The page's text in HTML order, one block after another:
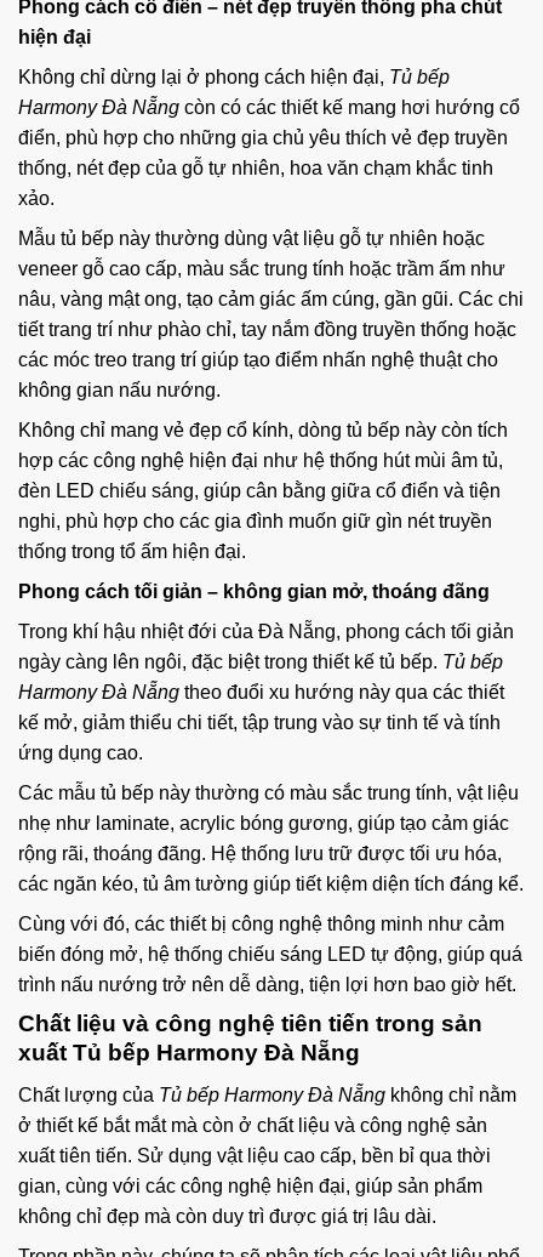
Phong cách cổ điển – nét đẹp truyền thống pha chút
hiện đại
Không chỉ dừng lại ở phong cách hiện đại, Tủ bếp
Harmony Đà Nẵng còn có các thiết kế mang hơi hướng cổ
điển, phù hợp cho những gia chủ yêu thích vẻ đẹp truyền
thống, nét đẹp của gỗ tự nhiên, hoa văn chạm khắc tinh
xảo.
Mẫu tủ bếp này thường dùng vật liệu gỗ tự nhiên hoặc
veneer gỗ cao cấp, màu sắc trung tính hoặc trầm ấm như
nâu, vàng mật ong, tạo cảm giác ấm cúng, gần gũi. Các chi
tiết trang trí như phào chỉ, tay nắm đồng truyền thống hoặc
các móc treo trang trí giúp tạo điểm nhấn nghệ thuật cho
không gian nấu nướng.
Không chỉ mang vẻ đẹp cổ kính, dòng tủ bếp này còn tích
hợp các công nghệ hiện đại như hệ thống hút mùi âm tủ,
đèn LED chiếu sáng, giúp cân bằng giữa cổ điển và tiện
nghi, phù hợp cho các gia đình muốn giữ gìn nét truyền
thống trong tổ ấm hiện đại.
Phong cách tối giản – không gian mở, thoáng đãng
Trong khí hậu nhiệt đới của Đà Nẵng, phong cách tối giản
ngày càng lên ngôi, đặc biệt trong thiết kế tủ bếp. Tủ bếp
Harmony Đà Nẵng theo đuổi xu hướng này qua các thiết
kế mở, giảm thiểu chi tiết, tập trung vào sự tinh tế và tính
ứng dụng cao.
Các mẫu tủ bếp này thường có màu sắc trung tính, vật liệu
nhẹ như laminate, acrylic bóng gương, giúp tạo cảm giác
rộng rãi, thoáng đãng. Hệ thống lưu trữ được tối ưu hóa,
các ngăn kéo, tủ âm tường giúp tiết kiệm diện tích đáng kể.
Cùng với đó, các thiết bị công nghệ thông minh như cảm
biến đóng mở, hệ thống chiếu sáng LED tự động, giúp quá
trình nấu nướng trở nên dễ dàng, tiện lợi hơn bao giờ hết.
Chất liệu và công nghệ tiên tiến trong sản
xuất Tủ bếp Harmony Đà Nẵng
Chất lượng của Tủ bếp Harmony Đà Nẵng không chỉ nằm
ở thiết kế bắt mắt mà còn ở chất liệu và công nghệ sản
xuất tiên tiến. Sử dụng vật liệu cao cấp, bền bỉ qua thời
gian, cùng với các công nghệ hiện đại, giúp sản phẩm
không chỉ đẹp mà còn duy trì được giá trị lâu dài.